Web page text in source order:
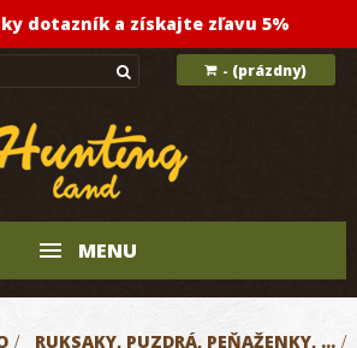
dotazník a získajte zľavu 5%
- (prázdny)
MENU
> RUKSAKY, PUZDRÁ, PEŇAŽENKY, ...